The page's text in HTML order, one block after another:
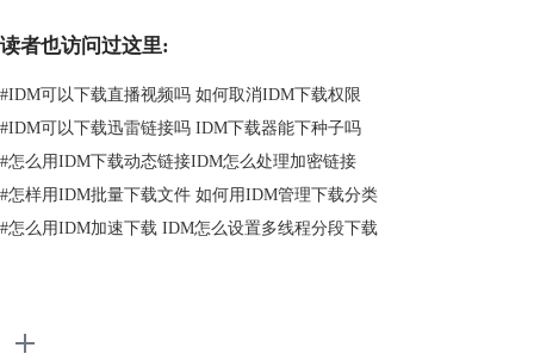
读者也访问过这里:
#IDM可以下载直播视频吗 如何取消IDM下载权限
#IDM可以下载迅雷链接吗 IDM下载器能下种子吗
#怎么用IDM下载动态链接IDM怎么处理加密链接
#怎样用IDM批量下载文件 如何用IDM管理下载分类
#怎么用IDM加速下载 IDM怎么设置多线程分段下载